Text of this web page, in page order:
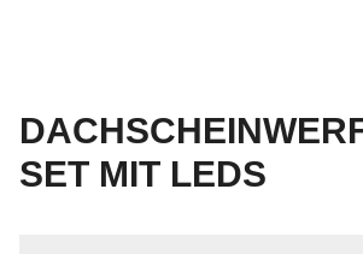
SET MIT LEDS